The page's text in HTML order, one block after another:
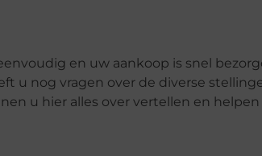
en uw aankoop is snel
u nog vragen over de diverse
u hier alles over vertellen en helpen